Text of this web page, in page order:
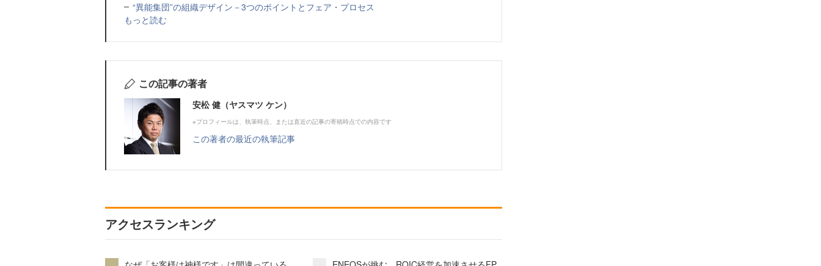
“異能集団”の組織デザイン－3つのポイントとフェア・プロセス
もっと読む
この記事の著者
安松 健（ヤスマツ ケン）
※プロフィールは、執筆時点、または直近の記事の寄稿時点での内容です
この著者の最近の執筆記事
アクセスランキング